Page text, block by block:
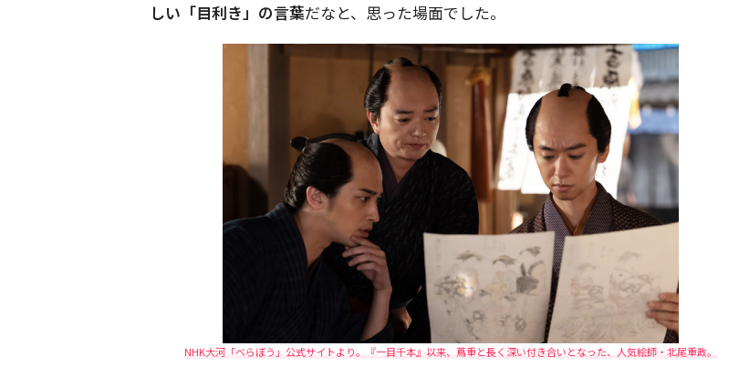
しい「目利き」の言葉だなと、思った場面でした。
NHK大河「べらぼう」公式サイトより。『一目千本』以来、蔦重と長く深い付き合いとなった、人気絵師・北尾重政。